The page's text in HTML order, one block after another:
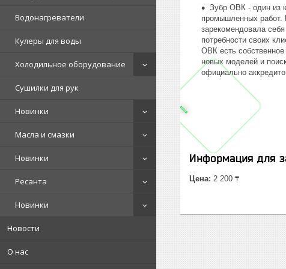
Водонагреватели
Кулеры для воды
Холодильное оборудование
Сушилки для рук
Новинки
Масла и смазки
Новинки
Ресанта
Новинки
Новости
О нас
Зубр ОВК - один из
промышленных работ.
зарекомендовала
потребности своих
ОВК есть
новых моделей и
официально
Информация для
Цена: 2 200 ₸